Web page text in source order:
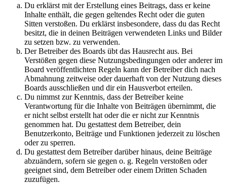
Du erklärst mit der Erstellung eines Beitrags, dass er keine
Inhalte enthält, die gegen geltendes Recht oder die guten
Sitten verstoßen. Du erklärst insbesondere, dass du das Recht
besitzt, die in deinen Beiträgen verwendeten Links und Bilder
zu setzen bzw. zu verwenden.
Der Betreiber des Boards übt das Hausrecht aus. Bei
Verstößen gegen diese Nutzungsbedingungen oder anderer im
Board veröffentlichten Regeln kann der Betreiber dich nach
Abmahnung zeitweise oder dauerhaft von der Nutzung dieses
Boards ausschließen und dir ein Hausverbot erteilen.
Du nimmst zur Kenntnis, dass der Betreiber keine
Verantwortung für die Inhalte von Beiträgen übernimmt, die
er nicht selbst erstellt hat oder die er nicht zur Kenntnis
genommen hat. Du gestattest dem Betreiber, dein
Benutzerkonto, Beiträge und Funktionen jederzeit zu löschen
oder zu sperren.
Du gestattest dem Betreiber darüber hinaus, deine Beiträge
abzuändern, sofern sie gegen o. g. Regeln verstoßen oder
geeignet sind, dem Betreiber oder einem Dritten Schaden
zuzufügen.